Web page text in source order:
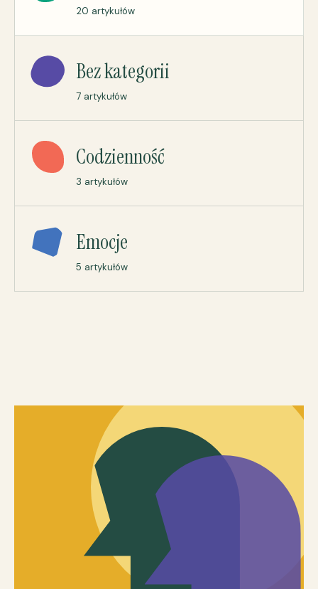
20 artykułów
Bez kategorii
7 artykułów
Codzienność
3 artykułów
Emocje
5 artykułów